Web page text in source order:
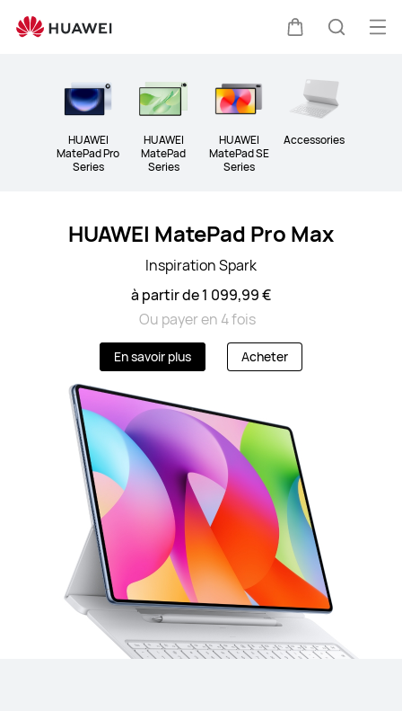
HUAWEI
MatePad Pro
Series
HUAWEI
MatePad
Series
HUAWEI
MatePad SE
Series
Accessories
HUAWEI MatePad Pro Max
Inspiration Spark
à partir de 1 099,99 €
Ou payer en 4 fois
En savoir plus Acheter